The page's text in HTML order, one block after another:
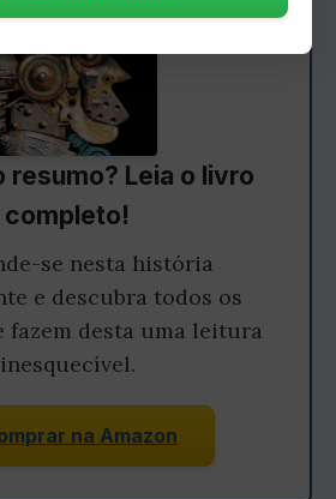
resumo? Leia o livro
completo!
se nesta história
e descubra todos os
fazem desta uma leitura
inesquecível.
na Amazon